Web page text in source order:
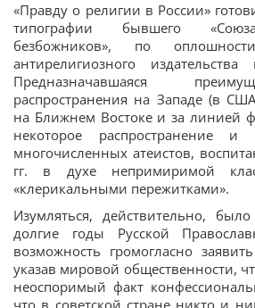
«Правду о религии в России»
типографии бывшего
безбожников», по
антирелигиозного
Предназначавшаяся
распространения на Западе (в
на Ближнем Востоке и за линией
некоторое распространение
многочисленных атеистов,
гг. в духе непримиримой
«клерикальными пережитками».
Изумляться, действительно,
долгие годы Русской
возможность громогласно
указав мировой общественности,
неоспоримый факт